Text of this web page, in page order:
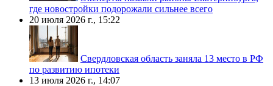
где новостройки подорожали сильнее всего
20 июля 2026 г., 15:22
Свердловская область заняла 13 место в РФ
по развитию ипотеки
13 июля 2026 г., 14:07